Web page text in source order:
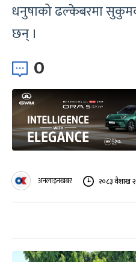
धनुषाको ढल्केबरमा
छन् ।
0
अनलाइनखबर २०८३ वैशाख